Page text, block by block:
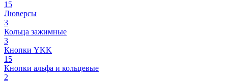
15
Люверсы
3
Кольца зажимные
3
Кнопки YKK
15
Кнопки альфа и кольцевые
2